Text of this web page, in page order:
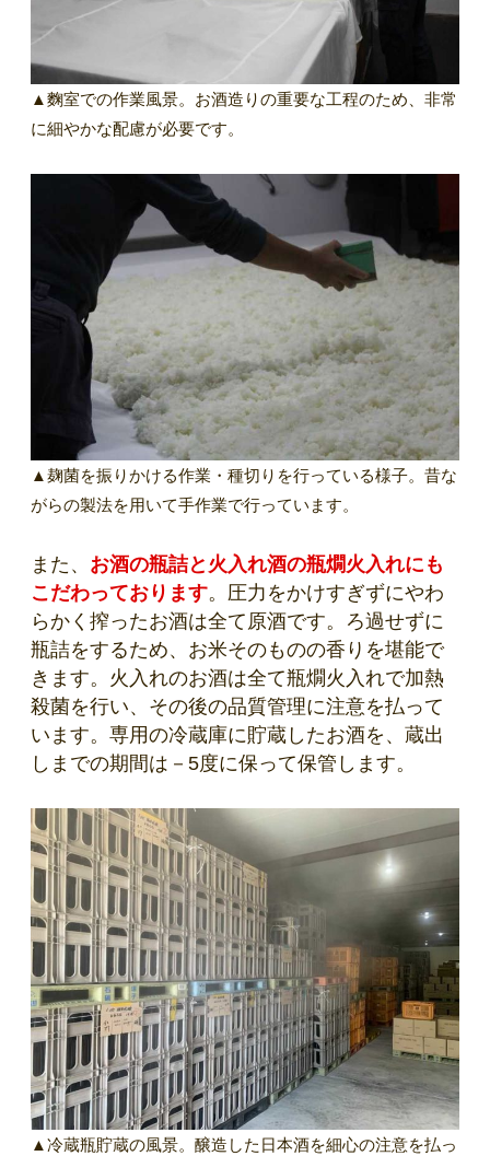
▲麴室での作業風景。お酒造りの重要な工程のため、非常
に細やかな配慮が必要です。
▲麹菌を振りかける作業・種切りを行っている様子。昔な
がらの製法を用いて手作業で行っています。
また、 お酒の瓶詰と火入れ酒の瓶燗火入れにも
こだわっております。圧力をかけすぎずにやわ
らかく搾ったお酒は全て原酒です。ろ過せずに
瓶詰をするため、お米そのものの香りを堪能で
きます。火入れのお酒は全て瓶燗火入れで加熱
殺菌を行い、その後の品質管理に注意を払って
います。専用の冷蔵庫に貯蔵したお酒を、蔵出
しまでの期間は－5度に保って保管します。
▲冷蔵瓶貯蔵の風景。醸造した日本酒を細心の注意を払っ